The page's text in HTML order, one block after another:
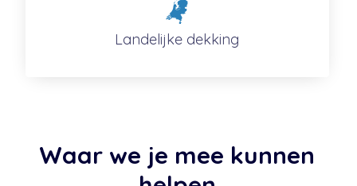
Landelijke dekking
Waar we je mee kunnen